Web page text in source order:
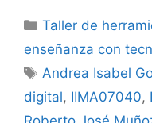
Categorías
Taller de
enseñanza con
Etiquetas
Andrea Isabel
digital, IIMA07040,